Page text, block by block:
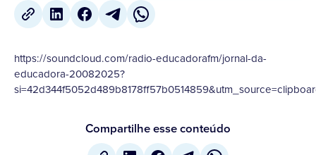
https://soundcloud.com/radio-educadorafm/jornal-da-
educadora-20082025?
Compartilhe esse conteúdo